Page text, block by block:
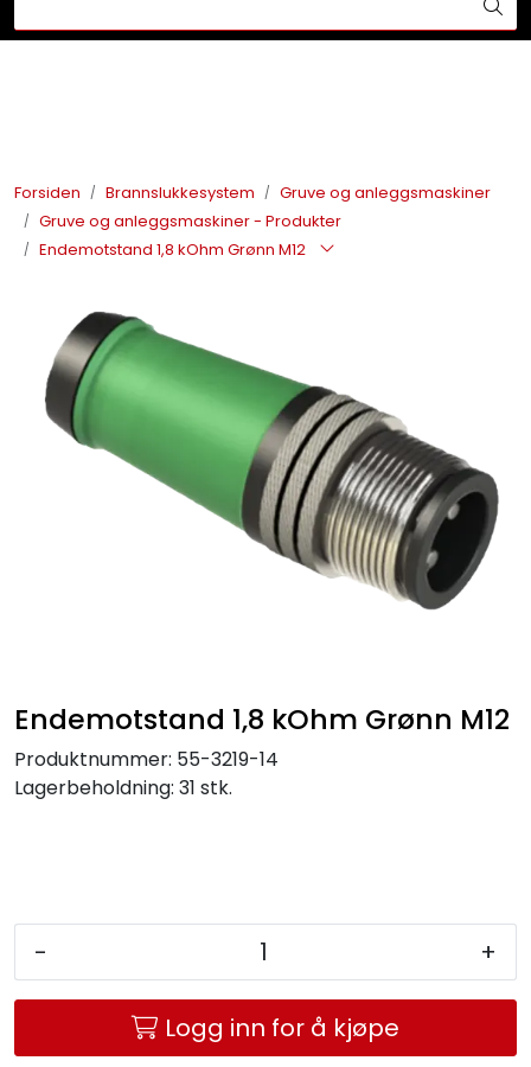
Forsiden Brannslukkesystem
Gruve og anleggsmaskiner
Gruve og anleggsmaskiner - Produkter
Endemotstand 1,8 kOhm Grønn M12
Endemotstand 1,8 kOhm Grønn M12
Produktnummer: 55-3219-14
Lagerbeholdning: 31 stk.
- +
Logg inn for å kjøpe
Lysprodukter
Maskinsikring
Bærekraft